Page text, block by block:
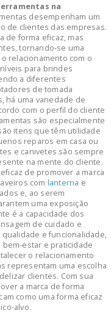
na
desempenham um
de clientes das empresas.
de forma eficaz, mas
tornando-se uma
relacionamento com o
para brindes
a diferentes
de tomada
há uma variedade de
com o perfil do cliente
são especialmente
itens que têm utilidade
reparos em casa ou
e canivetes são sempre
na mente do cliente.
de promover a marca
com lanterna e
e, ao serem
uma exposição
é a capacidade dos
de cuidado e
e funcionalidade,
estar e praticidade
o relacionamento
representam uma escolha
clientes. Com sua
a marca de forma
como uma forma eficaz
alvo.